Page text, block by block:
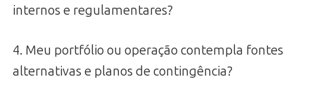
internos e regulamentares?
4. Meu portfólio ou operação contempla fontes
alternativas e planos de contingência?